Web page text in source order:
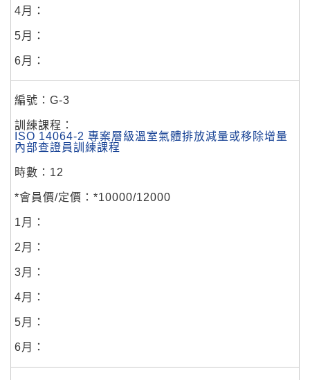
G-3
ISO 14064-2 專案層級溫室氣體排放減量或移除增量
內部查證員訓練課程
12
*10000/12000